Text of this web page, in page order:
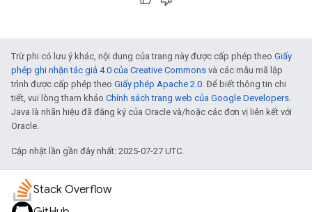
Trừ phi có lưu ý khác, nội dung của trang này được cấp phép theo Giấy
phép ghi nhận tác giả 4.0 của Creative Commons và các mẫu mã lập
trình được cấp phép theo Giấy phép Apache 2.0. Để biết thông tin chi
tiết, vui lòng tham khảo Chính sách trang web của Google Developers.
Java là nhãn hiệu đã đăng ký của Oracle và/hoặc các đơn vị liên kết với
Oracle.
Cập nhật lần gần đây nhất: 2025-07-27 UTC.
Stack Overflow